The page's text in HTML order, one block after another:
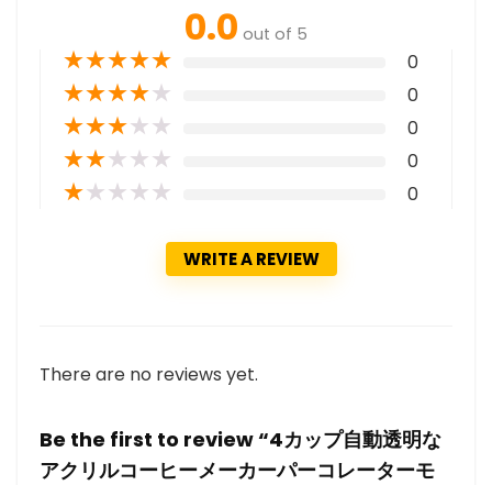
0.0 out of 5
★★★★★ 0
★★★★★ 0
★★★★★ 0
★★★★★ 0
★★★★★ 0
WRITE A REVIEW
There are no reviews yet.
Be the first to review “4カップ自動透明な
アクリルコーヒーメーカーパーコレーターモ